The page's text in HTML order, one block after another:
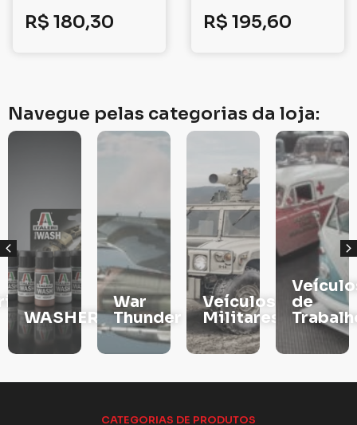
R$ 180,30 R$ 195,60
Navegue pelas categorias da loja:
War
Thunder
Veículos
Militares
Veículos
de
Trabalho
TINTAS
CATEGORIAS DE PRODUTOS